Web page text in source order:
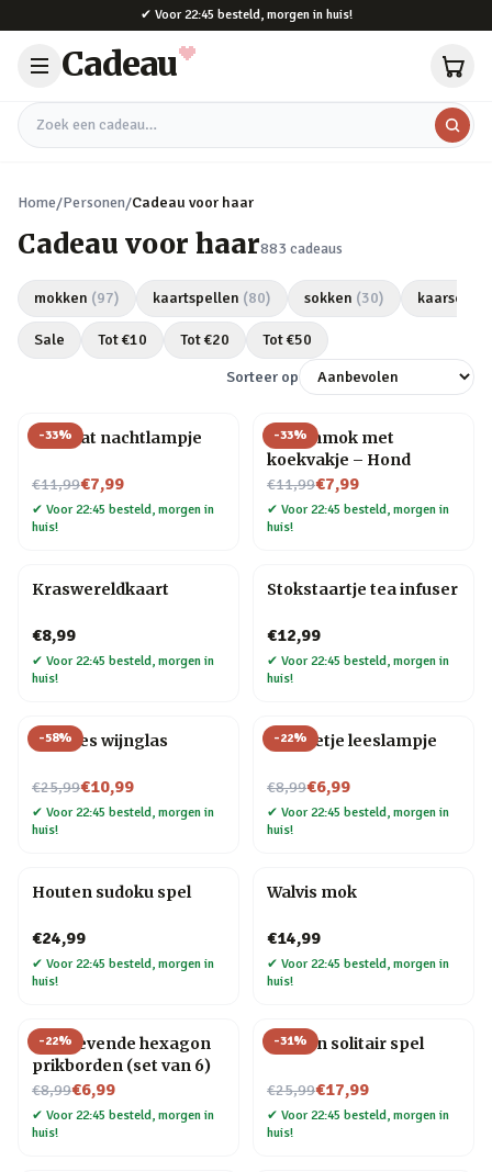
✔ Voor 22:45 besteld, morgen in huis!
Cadeau
Zoek een cadeau
Home/Personen/Cadeau voor haar
Cadeau voor haar883 cadeaus
mokken (97) kaartspellen (80) sokken (30) kaarsen
Sale Tot €10 Tot €20 Tot €50
Sorteer op
-33%
Mini kat nachtlampje
€11,99
Nu voor€7,99
✔ Voor 22:45 besteld, morgen in
huis!
-33%
Dierenmok met
koekvakje – Hond
€11,99
Nu voor€7,99
✔ Voor 22:45 besteld, morgen in
huis!
Kraswereldkaart
€8,99
✔ Voor 22:45 besteld, morgen in
huis!
Stokstaartje tea infuser
€12,99
✔ Voor 22:45 besteld, morgen in
huis!
-58%
Wijnfles wijnglas
€25,99
Nu voor€10,99
✔ Voor 22:45 besteld, morgen in
huis!
-22%
Mannetje leeslampje
€8,99
Nu voor€6,99
✔ Voor 22:45 besteld, morgen in
huis!
Houten sudoku spel
€24,99
✔ Voor 22:45 besteld, morgen in
huis!
Walvis mok
€14,99
✔ Voor 22:45 besteld, morgen in
huis!
-22%
Zelfklevende hexagon
prikborden (set van 6)
€8,99
Nu voor€6,99
✔ Voor 22:45 besteld, morgen in
huis!
-31%
Houten solitair spel
€25,99
Nu voor€17,99
✔ Voor 22:45 besteld, morgen in
huis!